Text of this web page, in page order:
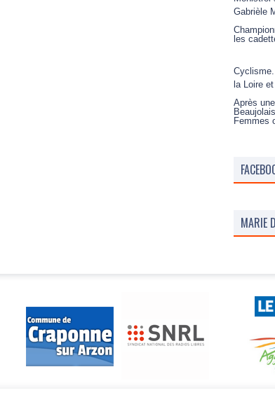
Gabrièle
les
la Loire
Après
Femmes
MARIE